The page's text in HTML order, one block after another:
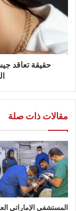
حقيقة تعاقد
مقالات ذات صلة
المستشفى الإماراتي